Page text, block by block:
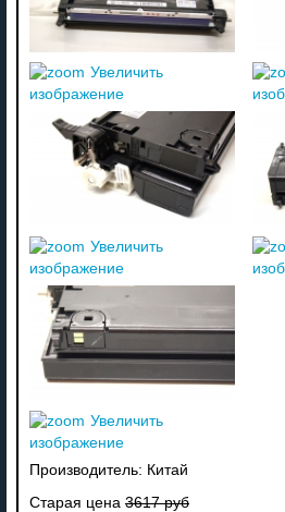
Увеличить
изображение
Увеличить
изображение
Увеличить
изображение
Производитель: Китай
Старая цена 3617 руб